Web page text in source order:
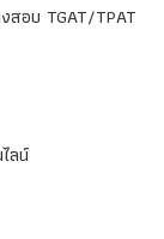
สอบ TGAT/TPAT
ลน์